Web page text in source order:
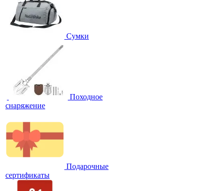
Сумки
Походное
снаряжение
Подарочные
сертификаты